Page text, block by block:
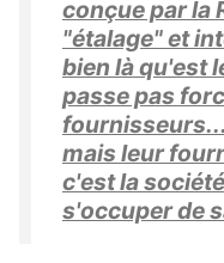
conçue par la
"étalage" et
bien là qu'est
passe pas
mais leur
c'est la
s'occuper de